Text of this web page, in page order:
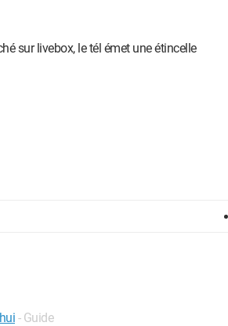
sur livebox, le tél émet une étincelle
- Guide